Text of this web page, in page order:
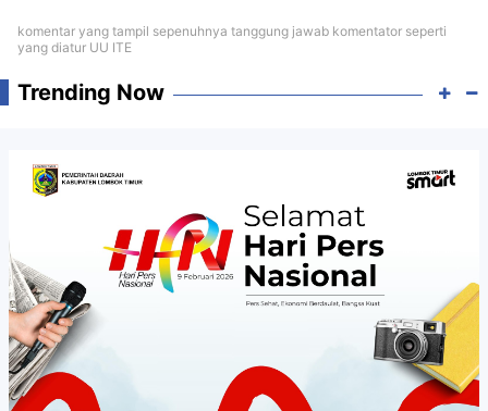
komentar yang tampil sepenuhnya tanggung jawab komentator seperti
yang diatur UU ITE
Trending Now